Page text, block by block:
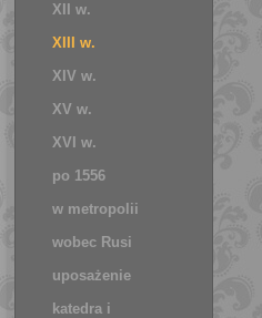
XII w.
XIII w.
XIV w.
XV w.
XVI w.
po 1556
w metropolii
wobec Rusi
uposażenie
katedra i